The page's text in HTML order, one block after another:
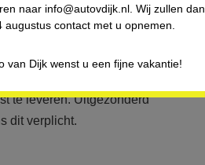
toegang tot uw
toegang hebben tot de
regelmatig
is. Dat wil zeggen dat wij
te leveren. Uitgezonderd
dit verplicht.
naar info@autovdijk.nl. Wij zullen dan
augustus contact met u opnemen.
van Dijk wenst u een fijne vakantie!